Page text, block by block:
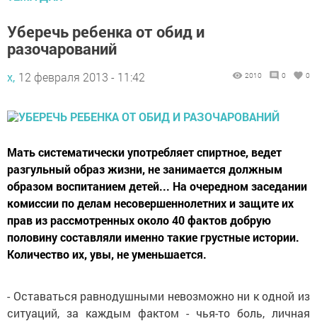
Уберечь ребенка от обид и
разочарований
х, 12 февраля 2013 - 11:42 2010 0 0
Мать систематически употребляет спиртное, ведет
разгульный образ жизни, не занимается должным
образом воспитанием детей... На очередном заседании
комиссии по делам несовершеннолетних и защите их
прав из рассмотренных около 40 фактов добрую
половину составляли именно такие грустные истории.
Количество их, увы, не уменьшается.
- Оставаться равнодушными невозможно ни к одной из
ситуаций, за каждым фактом - чья-то боль, личная